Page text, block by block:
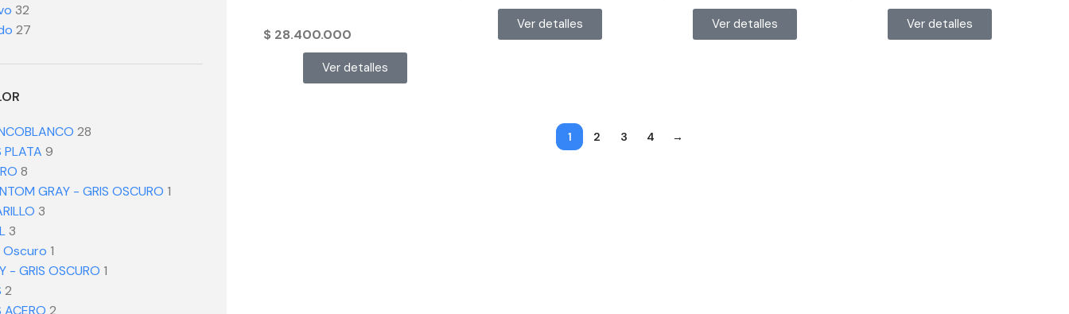
32
27
BLANCO 28
PLATA 9
8
GRAY - GRIS OSCURO 1
3
3
Oscuro 1
- GRIS OSCURO 1
2
ACERO 2
$ 28.400.000
Ver detalles
Ver detalles Ver detalles Ver detalles
1 2 3 4 →